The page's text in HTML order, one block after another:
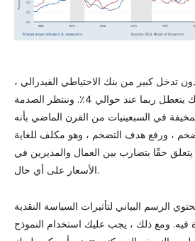
تدخل كبير من بنك الاحتياطي الفيدرالي ،
ونبتهج جميعًا ، ولكن بعد ذلك يتعطل ربما عند حوالي 4٪. وننتظر الصدمة
في السبعينيات من القرن الماضي بأنه
، ورفع هدف التضخم ، وهو مكلف للغاية
حقًا بتضارب بين العمال والمديرين في
الأسعار على أي حال.
الرسم البياني لتأثيرات السياسة النقدية
ومع ذلك ، يجب عليك استخدام النموذج